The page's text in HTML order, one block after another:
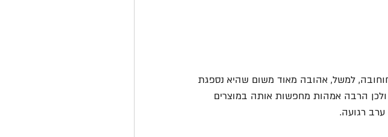
למשל, אהובה מאוד משום שהיא נספגת
ולכן הרבה אמהות מחפשות אותה במוצרים
ערב רגועה.